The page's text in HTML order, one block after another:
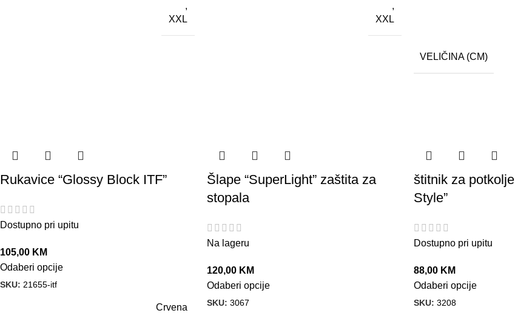
,
XXL
,
XXL
VELIČINA (CM)
Rukavice “Glossy Block ITF”
Dostupno pri upitu
105,00 KM
Odaberi opcije
SKU: 21655-itf
Crvena
Šlape “SuperLight” zaštita za
stopala
Na lageru
120,00 KM
Odaberi opcije
SKU: 3067
štitnik za
Style”
Dostupno pri upitu
88,00 KM
Odaberi opcije
SKU: 3208